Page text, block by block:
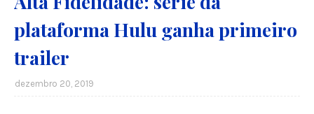
plataforma Hulu ganha primeiro
trailer
dezembro 20, 2019